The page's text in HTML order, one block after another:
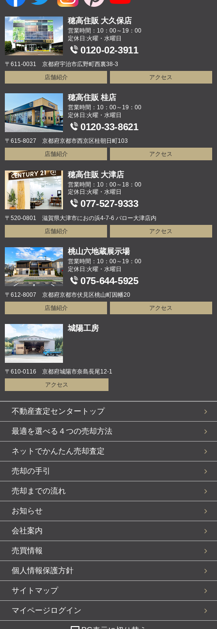
穂高住販 大久保店
営業時間：10：00～19：00
定休日:火曜・水曜日
0120-02-3911
〒611-0031 京都府宇治市広野町西裏38-3
店舗紹介
アクセス
穂高住販 桂店
営業時間：10：00～19：00
定休日:火曜・水曜日
0120-33-8621
〒615-8027 京都府京都市西京区桂朝日町103
店舗紹介
アクセス
穂高住販 大津店
営業時間：10：00～18：00
定休日:火曜・水曜日
077-527-9333
〒520-0801 滋賀県大津市におの浜4-7-6 バロー大津店内
店舗紹介
アクセス
桃山六地蔵展示場
営業時間：10：00～19：00
定休日:火曜・水曜日
075-644-5925
〒612-8007 京都府京都市伏見区桃山町因幡20
店舗紹介
アクセス
城陽工房
〒610-0116 京都府城陽市奈島長尾12-1
アクセス
不動産査定センタートップ
最適を選べる４つの売却方法
ネットでかんたん売却査定
売却の手引
売却までの流れ
お知らせ
会社案内
売買情報
個人情報保護方針
サイトマップ
マイページログイン